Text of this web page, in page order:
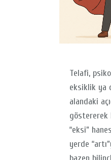
Telafi,
eksiklik ya
alandaki
göstererek
“eksi”
yerde